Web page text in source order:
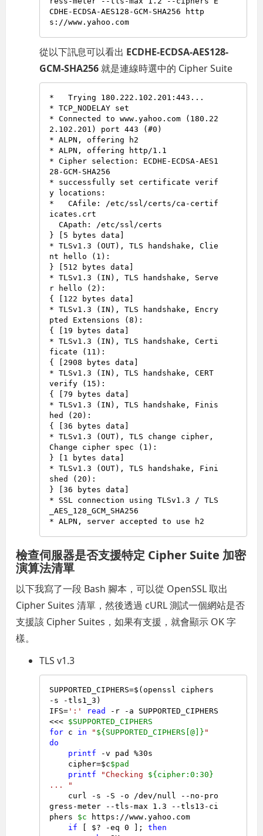
CDHE-ECDSA-AES128-GCM-SHA256 http
從以下訊息可以看出 ECDHE-ECDSA-AES128-
GCM-SHA256就是連線時選中的 Cipher Suite
*   Trying 180.222.102.201:443...
* TCP_NODELAY set
* Connected to www.yahoo.com (180.22
2.102.201) port 443 (#0)
* ALPN, offering h2
* ALPN, offering http/1.1
* Cipher selection: ECDHE-ECDSA-AES1
28-GCM-SHA256
* successfully set certificate verif
y locations:
*   CAfile: /etc/ssl/certs/ca-certif
icates.crt
  CApath: /etc/ssl/certs
} [5 bytes data]
* TLSv1.3 (OUT), TLS handshake, Clie
nt hello (1):
} [512 bytes data]
* TLSv1.3 (IN), TLS handshake, Serve
r hello (2):
{ [122 bytes data]
* TLSv1.3 (IN), TLS handshake, Encry
pted Extensions (8):
{ [19 bytes data]
* TLSv1.3 (IN), TLS handshake, Certi
ficate (11):
{ [2908 bytes data]
* TLSv1.3 (IN), TLS handshake, CERT
verify (15):
{ [79 bytes data]
* TLSv1.3 (IN), TLS handshake, Finis
hed (20):
{ [36 bytes data]
* TLSv1.3 (OUT), TLS change cipher,
Change cipher spec (1):
} [1 bytes data]
* TLSv1.3 (OUT), TLS handshake, Fini
shed (20):
} [36 bytes data]
* SSL connection using TLSv1.3 / TLS
_AES_128_GCM_SHA256
檢查伺服器是否支援特定 Cipher Suite 加密
演算法清單
以下我寫了一段 Bash 腳本，可以從 OpenSSL 取出
Cipher Suites 清單，然後透過 cURL 測試一個網站是否
支援該 Cipher Suites，如果有支援，就會顯示 OK 字
樣。
TLS v1.3
SUPPORTED_CIPHERS=$(openssl ciphers
-s -tls1_3)
IFS= ':' read
-r -a SUPPORTED_CIPHERS
<<< $SUPPORTED_CIPHERS
for c in " ${SUPPORTED_CIPHERS[@]} "
do
printf -v pad %30s
    cipher=$c
$pad
printf
"Checking ${cipher:0:30}
... "
gress-meter --tls-max 1.3 --tls13-ci
phers $c https://www.yahoo.com
if [ $? -eq 0 ]; then